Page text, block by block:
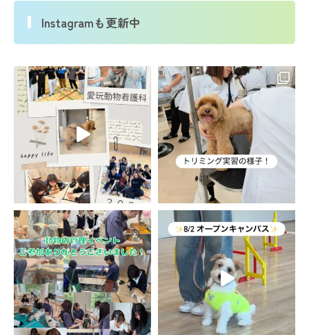
Instagramも更新中